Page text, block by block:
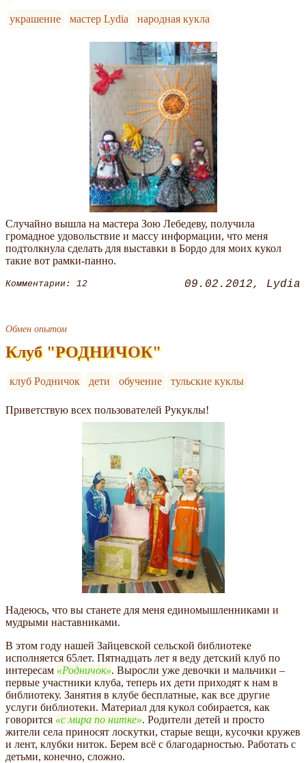
украшение мастер Lydia народная кукла
Случайно вышла на мастера Зою Лебедеву, получила
громадное удовольствие и массу информации, что меня
подтолкнула сделать для выставки в Бордо для моих кукол
такие вот рамки-панно.
Комментарии: 12 09.02.2012 Lydia
Обмен опытом
Клуб "РОДНИЧОК"
клуб Родничок дети обучение тульские куклы
Приветствую всех пользователей Рукуклы!
Надеюсь, что вы станете для меня единомышленниками и
мудрыми наставниками.
В этом году нашей Зайцевской сельской библиотеке
исполняется 65лет. Пятнадцать лет я веду детский клуб по
интересам
Родничок . Выросли уже девочки и мальчики –
первые участники клуба, теперь их дети приходят к нам в
библиотеку. Занятия в клубе бесплатные, как все другие
услуги библиотеки. Материал для кукол собирается, как
говорится
с мира по нитке . Родители детей и просто
жители села приносят лоскутки, старые вещи, кусочки кружев
и лент, клубки ниток. Берем всё с благодарностью. Работать с
детьми, конечно, сложно.